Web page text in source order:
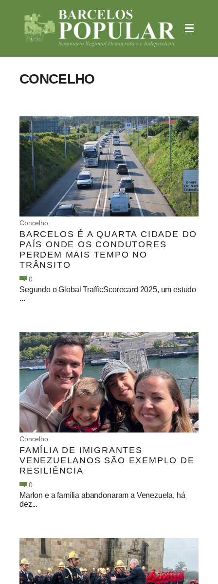
CONCELHO
Concelho
BARCELOS É A QUARTA CIDADE DO
PAÍS ONDE OS CONDUTORES
PERDEM MAIS TEMPO NO
TRÂNSITO
0
Segundo o Global TrafficScorecard 2025, um estudo
...
Concelho
FAMÍLIA DE IMIGRANTES
VENEZUELANOS SÃO EXEMPLO DE
RESILIÊNCIA
0
Marlon e a família abandonaram a Venezuela, há
dez...